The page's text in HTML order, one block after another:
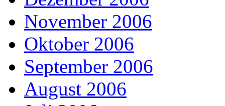
November 2006
Oktober 2006
September 2006
August 2006